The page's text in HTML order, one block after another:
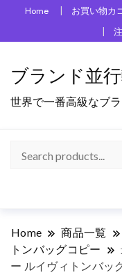
Home お買い物カ
ブランド並
世界で一番高級なブ
Home 商品一覧
トンバッグコピー
ー ルイヴィトンバッ